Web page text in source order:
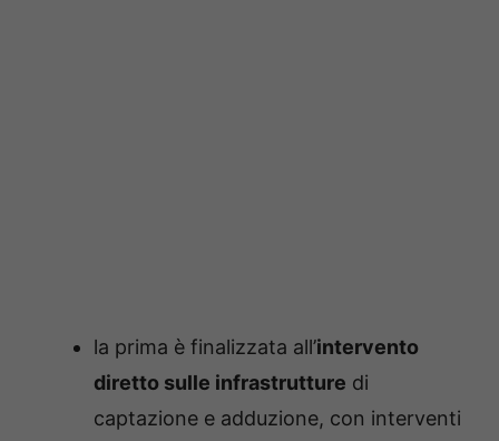
la prima è finalizzata all’intervento
diretto sulle infrastrutture di
captazione e adduzione, con interventi